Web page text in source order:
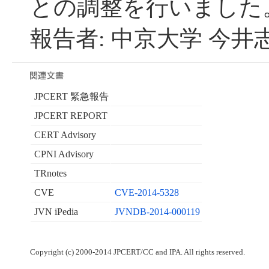
との調整を行いました
報告者: 中京大学 今井
JPCERT 緊急報告
JPCERT REPORT
CERT Advisory
CPNI Advisory
TRnotes
CVE
CVE-2014-5328
JVN iPedia
JVNDB-2014-000119
Copyright (c) 2000-2014 JPCERT/CC and IPA. All rights reserved.